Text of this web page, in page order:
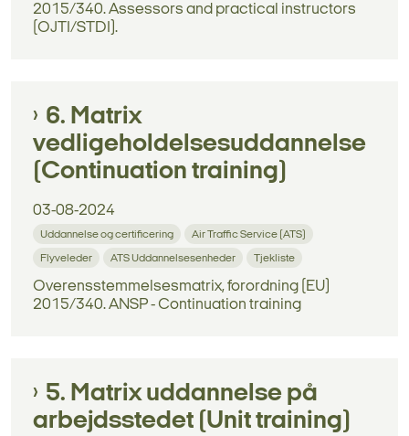
2015/340. Assessors and practical instructors
(OJTI/STDI).
6. Matrix
vedligeholdelsesuddannelse
(Continuation training)
03-08-2024
Uddannelse og certificering Air Traffic Service (ATS)
Flyveleder ATS Uddannelsesenheder Tjekliste
Overensstemmelsesmatrix, forordning (EU)
2015/340. ANSP - Continuation training
5. Matrix uddannelse på
arbejdsstedet (Unit training)